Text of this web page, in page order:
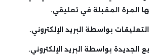
المرة المقبلة في تعليقي.
بواسطة البريد الإلكتروني.
الجديدة بواسطة البريد الإلكتروني.